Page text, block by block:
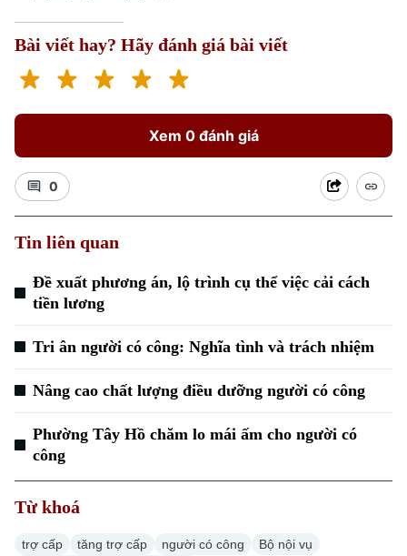
Chuyên mục
Thời sự
Hà Nội
Bài viết hay? Hãy đánh giá bài viết
Xem 0 đánh giá
0
Tin liên quan
Đề xuất phương án, lộ trình cụ thể việc cải cách
tiền lương
Tri ân người có công: Nghĩa tình và trách nhiệm
Nâng cao chất lượng điều dưỡng người có công
Phường Tây Hồ chăm lo mái ấm cho người có
công
Từ khoá
trợ cấp tăng trợ cấp người có công
Bộ nội vụ